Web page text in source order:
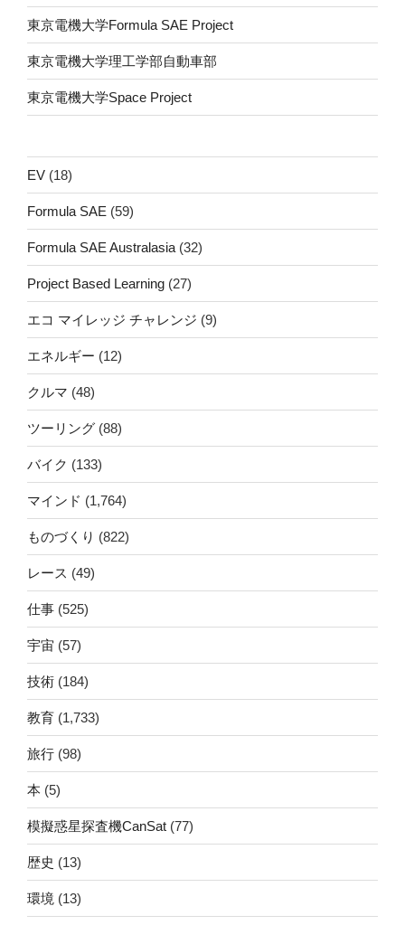
東京電機大学Formula SAE Project
東京電機大学理工学部自動車部
東京電機大学Space Project
EV (18)
Formula SAE (59)
Formula SAE Australasia (32)
Project Based Learning (27)
エコ マイレッジ チャレンジ (9)
エネルギー (12)
クルマ (48)
ツーリング (88)
バイク (133)
マインド (1,764)
ものづくり (822)
レース (49)
仕事 (525)
宇宙 (57)
技術 (184)
教育 (1,733)
旅行 (98)
本 (5)
模擬惑星探査機CanSat (77)
歴史 (13)
環境 (13)